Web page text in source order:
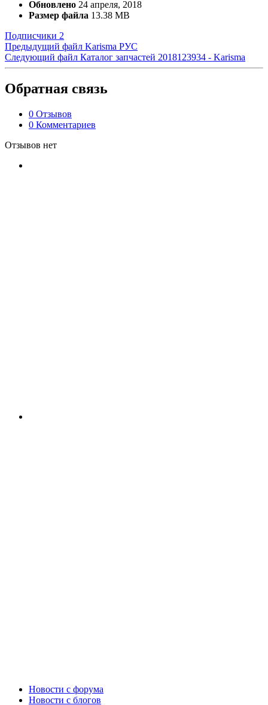
Обновлено 24 апреля, 2018
Размер файла 13.38 MB
Подписчики 2
Предыдущий файл Karisma РУС
Следующий файл Каталог запчастей 2018123934 - Karisma
Обратная связь
0 Отзывов
0 Комментариев
Отзывов нет
Новости c форума
Новости с блогов